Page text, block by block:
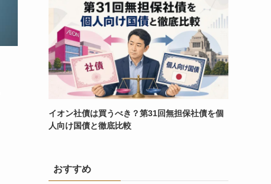
イオン社債は買うべき？第31回無担保社債を個
人向け国債と徹底比較
おすすめ